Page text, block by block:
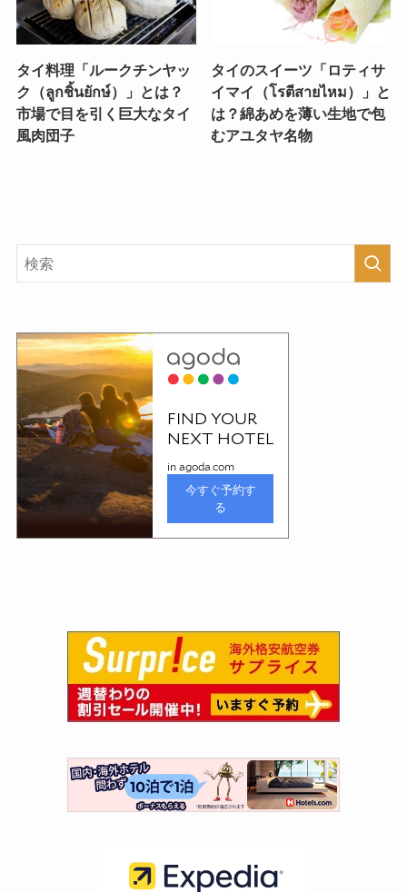
タイ料理「ルークチンヤッ
ク（ลูกชิ้นยักษ์）」とは？
市場で目を引く巨大なタイ
風肉団子
タイのスイーツ「ロティサ
イマイ（โรตีสายไหม）」と
は？綿あめを薄い生地で包
むアユタヤ名物